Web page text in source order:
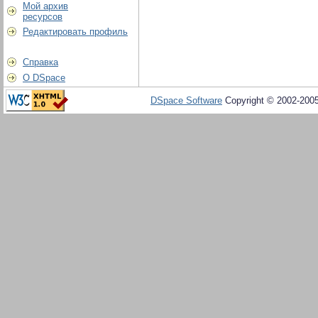
Мой архив
ресурсов
Редактировать профиль
Справка
О DSpace
DSpace Software Copyright © 2002-